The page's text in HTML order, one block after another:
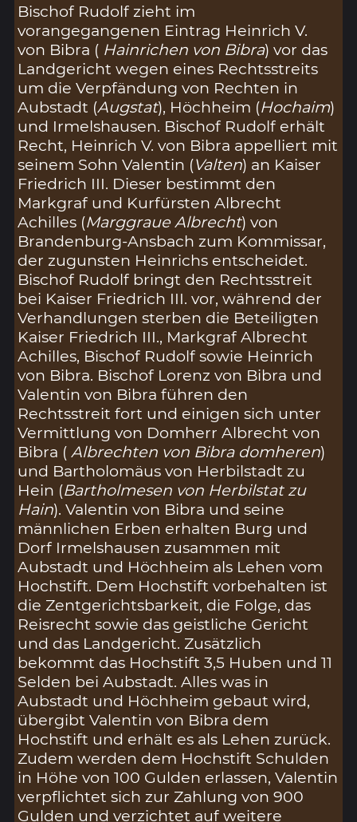
Bischof Rudolf zieht im
vorangegangenen Eintrag Heinrich V.
von Bibra ( Hainrichen von Bibra) vor das
Landgericht wegen eines Rechtsstreits
um die Verpfändung von Rechten in
Aubstadt (Augstat), Höchheim (Hochaim)
und Irmelshausen. Bischof Rudolf erhält
Recht, Heinrich V. von Bibra appelliert mit
seinem Sohn Valentin (Valten) an Kaiser
Friedrich III. Dieser bestimmt den
Markgraf und Kurfürsten Albrecht
Achilles (Marggraue Albrecht) von
Brandenburg-Ansbach zum Kommissar,
der zugunsten Heinrichs entscheidet.
Bischof Rudolf bringt den Rechtsstreit
bei Kaiser Friedrich III. vor, während der
Verhandlungen sterben die Beteiligten
Kaiser Friedrich III., Markgraf Albrecht
Achilles, Bischof Rudolf sowie Heinrich
von Bibra. Bischof Lorenz von Bibra und
Valentin von Bibra führen den
Rechtsstreit fort und einigen sich unter
Vermittlung von Domherr Albrecht von
Bibra ( Albrechten von Bibra domheren)
und Bartholomäus von Herbilstadt zu
Hein (Bartholmesen von Herbilstat zu
Hain). Valentin von Bibra und seine
männlichen Erben erhalten Burg und
Dorf Irmelshausen zusammen mit
Aubstadt und Höchheim als Lehen vom
Hochstift. Dem Hochstift vorbehalten ist
die Zentgerichtsbarkeit, die Folge, das
Reisrecht sowie das geistliche Gericht
und das Landgericht. Zusätzlich
bekommt das Hochstift 3,5 Huben und 11
Selden bei Aubstadt. Alles was in
Aubstadt und Höchheim gebaut wird,
übergibt Valentin von Bibra dem
Hochstift und erhält es als Lehen zurück.
Zudem werden dem Hochstift Schulden
in Höhe von 100 Gulden erlassen, Valentin
verpflichtet sich zur Zahlung von 900
Gulden und verzichtet auf weitere